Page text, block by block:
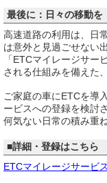
最後に：日々の移動を
高速道路の利用は、日
は意外と見過ごせない
「ETCマイレージサ
される仕組みを備えた
ご家庭の車にETCを導
ービスへの登録を検討
何気ない日常の積み重
■詳細・登録はこちら
ETCマイレージサービ